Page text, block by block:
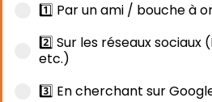
1️⃣ Par un ami / bouche à
2️⃣ Sur les réseaux
etc.)
3️⃣ En cherchant sur